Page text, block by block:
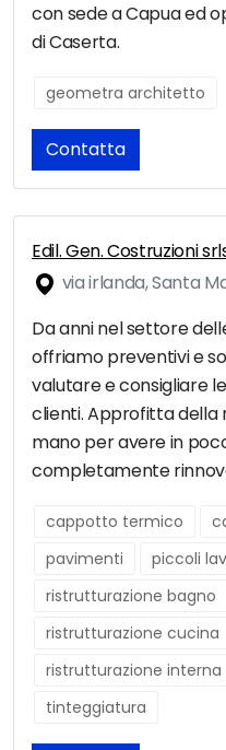
con sede a Capua ed
di Caserta.
geometra architetto
Contatta
Edil. Gen. Costruzioni
via irlanda, Santa
Da anni nel settore
offriamo preventivi e
valutare e consigliare
clienti. Approfitta della
mano per avere in
completamente
cappotto termico
pavimenti
piccoli
ristrutturazione bagno
ristrutturazione cucina
ristrutturazione interna
tinteggiatura